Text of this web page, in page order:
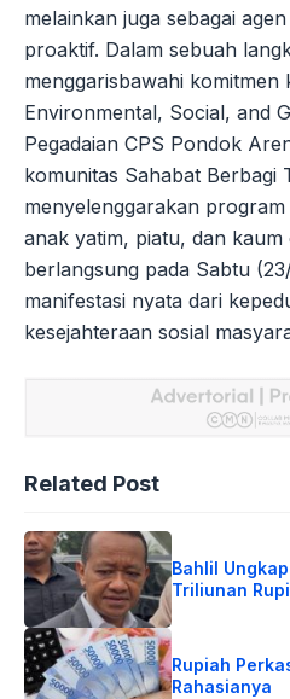
melainkan juga sebagai
proaktif. Dalam sebuah
menggarisbawahi
Environmental, Social, and
Pegadaian CPS Pondok
komunitas Sahabat Berbagi
menyelenggarakan
anak yatim, piatu, dan
berlangsung pada Sabtu
manifestasi nyata dari
kesejahteraan sosial
Related Post
Bahlil
Triliunan
Rupiah
Rahasianya